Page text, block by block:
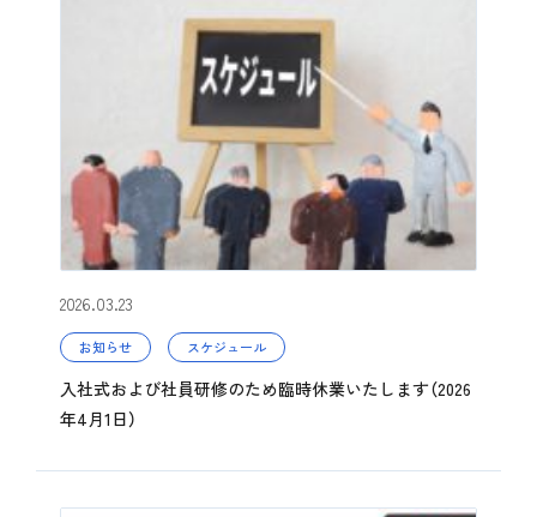
2026.03.23
お知らせ スケジュール
入社式および社員研修のため臨時休業いたします（2026
年4月1日）